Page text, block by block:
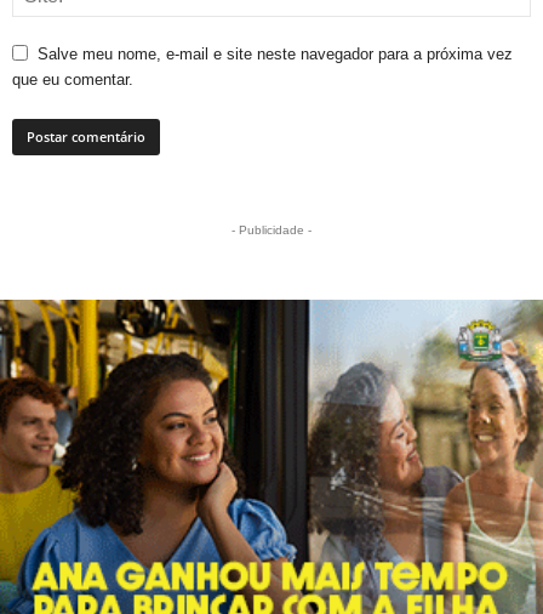
Salve meu nome, e-mail e site neste navegador para a próxima vez
que eu comentar.
- Publicidade -